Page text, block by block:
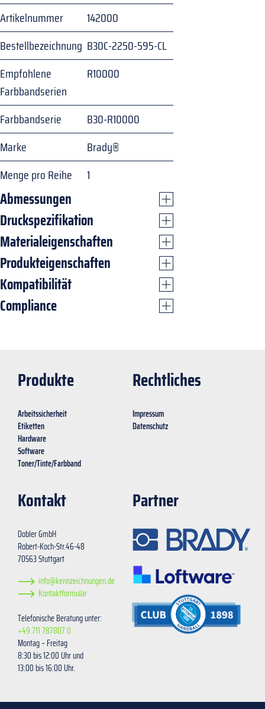
Artikelnummer
142000
Bestellbezeichnung B30C-2250-595-CL
Empfohlene
Farbbandserien
R10000
Farbbandserie
B30-R10000
Marke
Brady®
Menge pro Reihe
1
Abmessungen
Druckspezifikation
Materialeigenschaften
Produkteigenschaften
Kompatibilität
Compliance
Produkte
Arbeitssicherheit
Etiketten
Hardware
Software
Toner/Tinte/Farbband
Rechtliches
Impressum
Datenschutz
Kontakt
Dobler GmbH
Robert-Koch-Str.46-48
70563 Stuttgart
info@kennzeichnungen.de
Kontaktformular
Telefonische Beratung unter:
+49 711 787807 0
Montag – Freitag
8:30 bis 12:00 Uhr und
13:00 bis 16:00 Uhr.
Partner